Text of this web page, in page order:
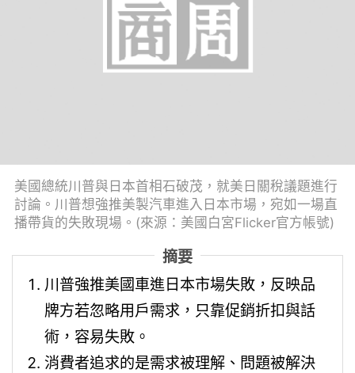
美國總統川普與日本首相石破茂，就美日關稅議題進行
討論。川普想強推美製汽車進入日本市場，宛如一場直
播帶貨的失敗現場。(來源：美國白宮Flicker官方帳號)
摘要
川普強推美國車進日本市場失敗，反映品
牌方若忽略用戶需求，只靠促銷折扣與話
術，容易失敗。
消費者追求的是需求被理解、問題被解決